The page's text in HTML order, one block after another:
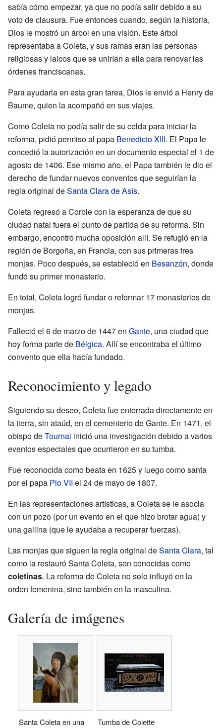
sabía cómo empezar, ya que no podía salir debido a su
voto de clausura. Fue entonces cuando, según la historia,
Dios le mostró un árbol en una visión. Este árbol
representaba a Coleta, y sus ramas eran las personas
religiosas y laicos que se unirían a ella para renovar las
órdenes franciscanas.
Para ayudarla en esta gran tarea, Dios le envió a Henry de
Baume, quien la acompañó en sus viajes.
Como Coleta no podía salir de su celda para iniciar la
reforma, pidió permiso al papa Benedicto XIII. El Papa le
concedió la autorización en un documento especial el 1 de
agosto de 1406. Ese mismo año, el Papa también le dio el
derecho de fundar nuevos conventos que seguirían la
regla original deSanta Clara de Asís.
Coleta regresó a Corbie con la esperanza de que su
ciudad natal fuera el punto de partida de su reforma. Sin
embargo, encontró mucha oposición allí. Se refugió en la
región de Borgoña, en Francia, con sus primeras tres
monjas. Poco después, se estableció en Besanzón, donde
fundó su primer monasterio.
En total, Coleta logró fundar o reformar 17 monasterios de
monjas.
Falleció el 6 de marzo de 1447 en Gante, una ciudad que
hoy forma parte de Bélgica. Allí se encontraba el último
convento que ella había fundado.
Reconocimiento y legado
Siguiendo su deseo, Coleta fue enterrada directamente en
la tierra, sin ataúd, en el cementerio de Gante. En 1471, el
obispo deTournai inició una investigación debido a varios
eventos especiales que ocurrieron en su tumba.
Fue reconocida como beata en 1625 y luego como santa
por el papa Pio VII el 24 de mayo de 1807.
En las representaciones artísticas, a Coleta se le asocia
con un pozo (por un evento en el que hizo brotar agua) y
una gallina (que le ayudaba a recuperar fuerzas).
Las monjas que siguen la regla original deSanta Clara, tal
como la restauró Santa Coleta, son conocidas como
coletinas. La reforma de Coleta no solo influyó en la
orden femenina, sino también en la masculina.
Galería de imágenes
Santa Coleta en una
Tumba de Colette